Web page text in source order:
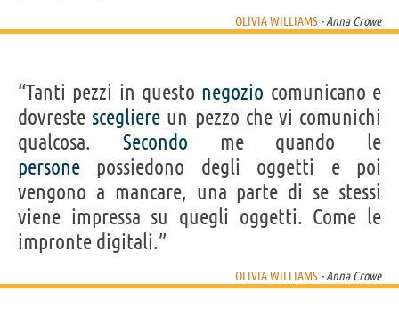
OLIVIA WILLIAMS - Anna Crowe
“Tanti pezzi in questo negozio comunicano e
dovreste scegliere un pezzo che vi comunichi
qualcosa. Secondo me quando le
persone possiedono degli oggetti e poi
vengono a mancare, una parte di se stessi
viene impressa su quegli oggetti. Come le
impronte digitali.”
OLIVIA WILLIAMS - Anna Crowe